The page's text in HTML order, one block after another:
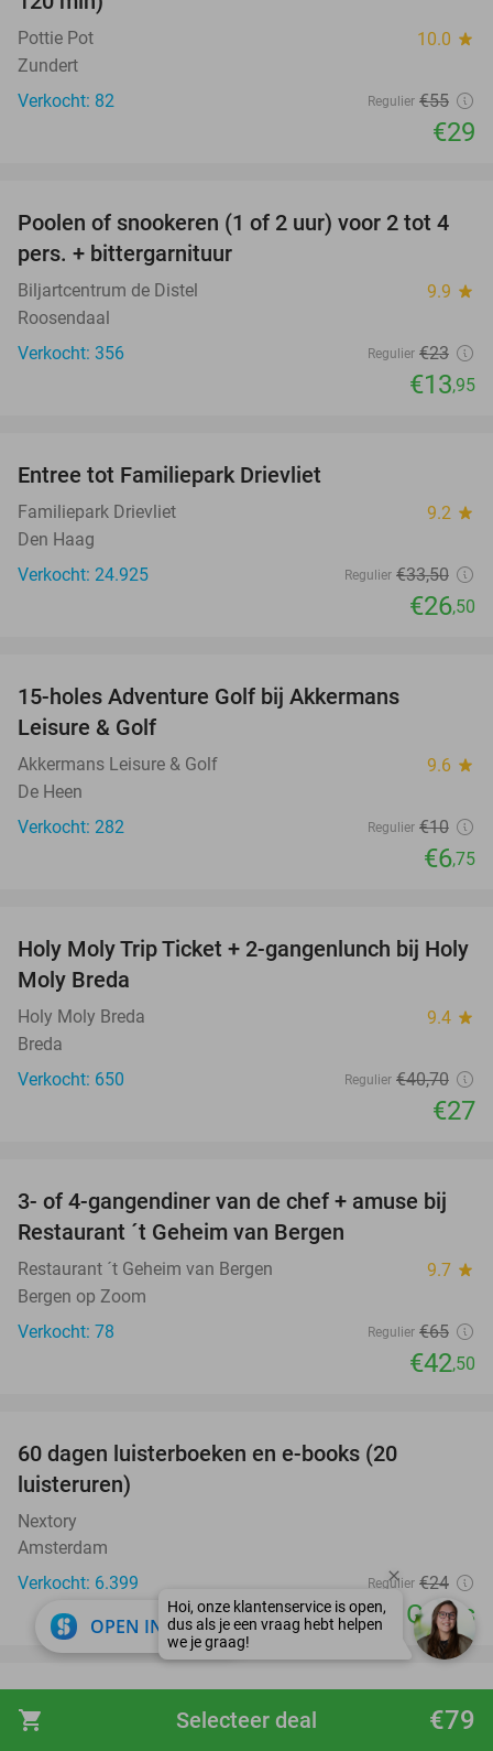
shopping_cart €79
Selecteer deal
Pottie Pot 10.0 star
Zundert
Verkocht: 82
Regulier €55
€29
39%
Poolen of snookeren (1 of 2 uur) voor 2 tot 4
pers. + bittergarnituur
Biljartcentrum de Distel 9.9 star
Roosendaal
Verkocht: 356
Regulier €23
€13,95
Entree tot Familiepark Drievliet
Familiepark Drievliet 9.2 star
Den Haag
Verkocht: 24.925
Regulier €33,50
€26,50
15-holes Adventure Golf bij Akkermans
Leisure & Golf
Akkermans Leisure & Golf 9.6 star
De Heen
Verkocht: 282
Regulier €10
€6,75
34%
Holy Moly Trip Ticket + 2-gangenlunch bij Holy
Moly Breda
Holy Moly Breda 9.4 star
Breda
Verkocht: 650
Regulier €40,70
€27
35%
3- of 4-gangendiner van de chef + amuse bij
Restaurant ´t Geheim van Bergen
Restaurant ´t Geheim van Bergen 9.7 star
Bergen op Zoom
Verkocht: 78
Regulier €65
€42,50
60 dagen luisterboeken en e-books (20
luisteruren)
Nextory
Amsterdam
Verkocht: 6.399
Regulier €24
Gratis
17%
favorite_border
Overnachting voor 2 + ontbijt + 3-gangendiner
in Zoetermeer
OPEN IN APP close